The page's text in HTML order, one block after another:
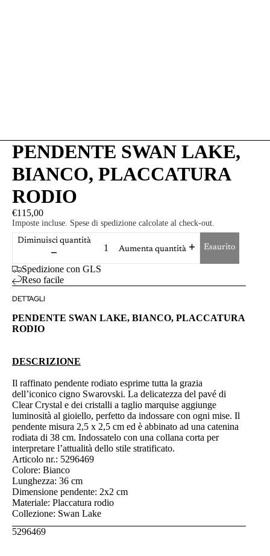
PENDENTE SWAN LAKE,
BIANCO, PLACCATURA
RODIO
€115,00
Imposte incluse. Spese di spedizione calcolate al check-out.
Diminuisci quantità
Aumenta quantità
Esaurito
Spedizione con GLS
Reso facile
DETTAGLI
PENDENTE SWAN LAKE, BIANCO, PLACCATURA
RODIO
DESCRIZIONE
Il raffinato pendente rodiato esprime tutta la grazia
dell’iconico cigno Swarovski. La delicatezza del pavé di
Clear Crystal e dei cristalli a taglio marquise aggiunge
luminosità al gioiello, perfetto da indossare con ogni mise. Il
pendente misura 2,5 x 2,5 cm ed è abbinato ad una catenina
rodiata di 38 cm. Indossatelo con una collana corta per
interpretare l’attualità dello stile stratificato.
Articolo nr.: 5296469
Colore: Bianco
Lunghezza: 36 cm
Dimensione pendente: 2x2 cm
Materiale: Placcatura rodio
Collezione: Swan Lake
5296469